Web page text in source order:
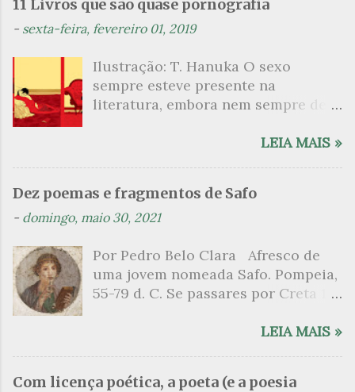
t
i
o
11 Livros que são quase pornografia
- sexta-feira, fevereiro 01, 2019
Ilustração: T. Hanuka O sexo
sempre esteve presente na
literatura, embora nem sempre de
que mergulharam em sua própria
psicanalítico e findaram por revelar
a partir dessa intimidade o lado
apresenta um conjunto de livros
nos quais os escritores se
desnudam, livros que dispensam o
tom. Christine Angot, até o presente
uma romancista francesa quase
desconhecida no Brasil embora
LEIA MAIS »
Dez poemas e fragmentos de Safo
- domingo, maio 30, 2021
Por Pedro Belo Clara Afresco de
uma jovem nomeada Safo. Pompeia,
55-79 d. C. Se passares por Creta 1
grato é o pomar de macieiras e do
LEIA MAIS »
Com licença poética, a poeta (e a poesia